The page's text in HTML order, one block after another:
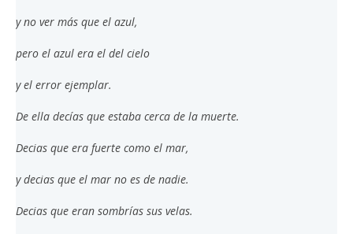
y no ver más que el azul,
pero el azul era el del cielo
y el error ejemplar.
De ella decías que estaba cerca de la muerte.
Decias que era fuerte como el mar,
y decias que el mar no es de nadie.
Decias que eran sombrías sus velas.